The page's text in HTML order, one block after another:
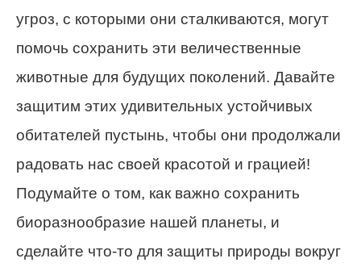
угроз, с которыми они сталкиваются, могут
помочь сохранить эти величественные
животные для будущих поколений. Давайте
защитим этих удивительных устойчивых
обитателей пустынь, чтобы они продолжали
радовать нас своей красотой и грацией!
Подумайте о том, как важно сохранить
биоразнообразие нашей планеты, и
сделайте что-то для защиты природы вокруг